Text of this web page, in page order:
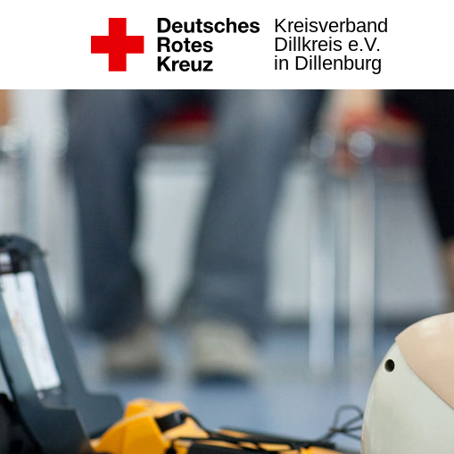
Kreisverband
Dillkreis e.V.
in Dillenburg